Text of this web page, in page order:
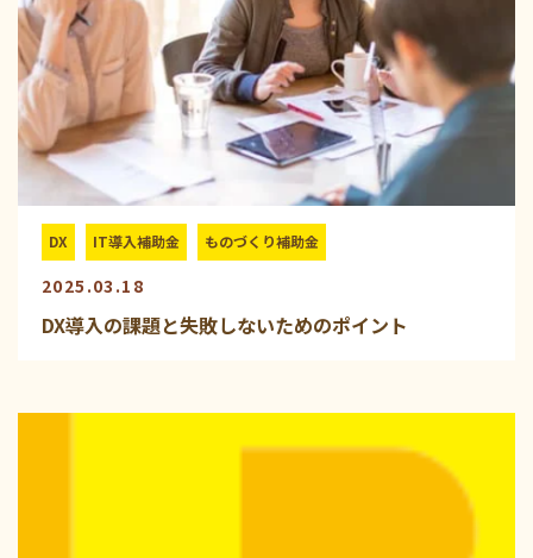
DX IT導入補助金 ものづくり補助金
2025.03.18
DX導入の課題と失敗しないためのポイント